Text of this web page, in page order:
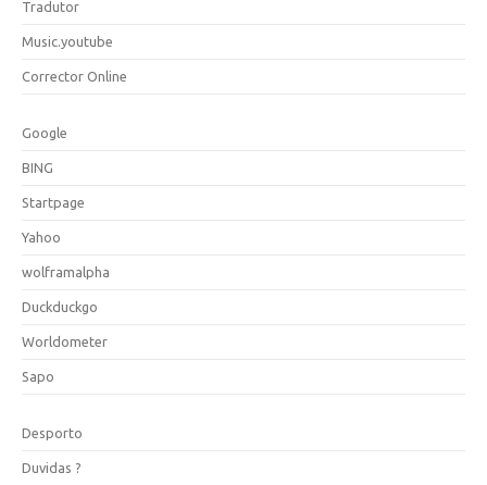
Tradutor
Music.youtube
Corrector Online
Google
BING
Startpage
Yahoo
wolframalpha
Duckduckgo
Worldometer
Sapo
Desporto
Duvidas ?